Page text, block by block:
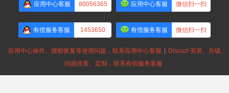
应用中心客服 80056365 应用中心客服 微信扫一扫
有偿服务客服 1453650 有偿服务客服 微信扫一扫
应用中心操作、授权恢复等使用问题，联系应用中心客服
Discuz! 安装、升级、
问题排查、定制，联系有偿服务客服